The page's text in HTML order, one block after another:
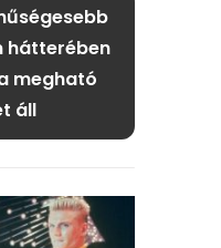
hátterében
megható
áll